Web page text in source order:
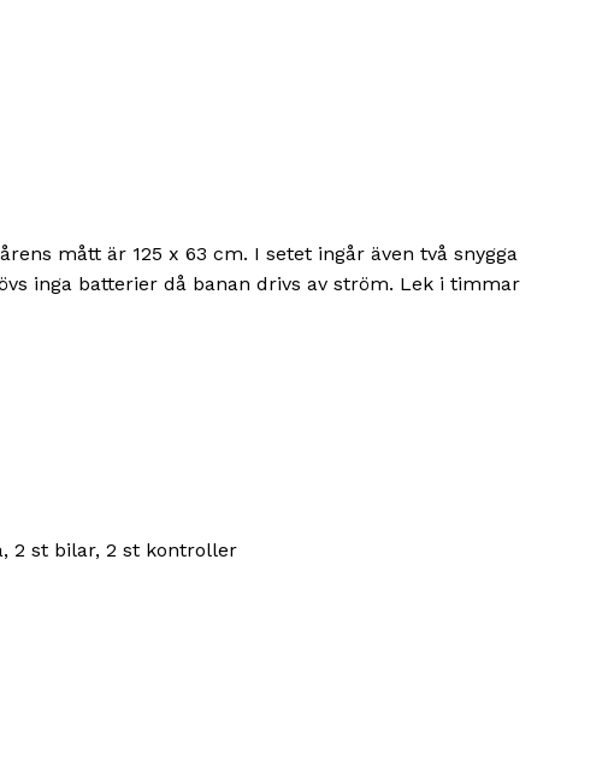
mått är 125 x 63 cm. I setet ingår även två snygga
inga batterier då banan drivs av ström. Lek i timmar
2 st bilar, 2 st kontroller